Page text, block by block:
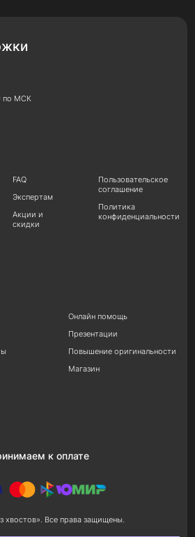
по МСК
FAQ
Экспертам
Акции и
скидки
Пользовательское
соглашение
Политика
конфиденциальности
Онлайн помощь
Презентации
Повышение оригинальности
Магазин
к оплате
хвостов». Все права защищены.